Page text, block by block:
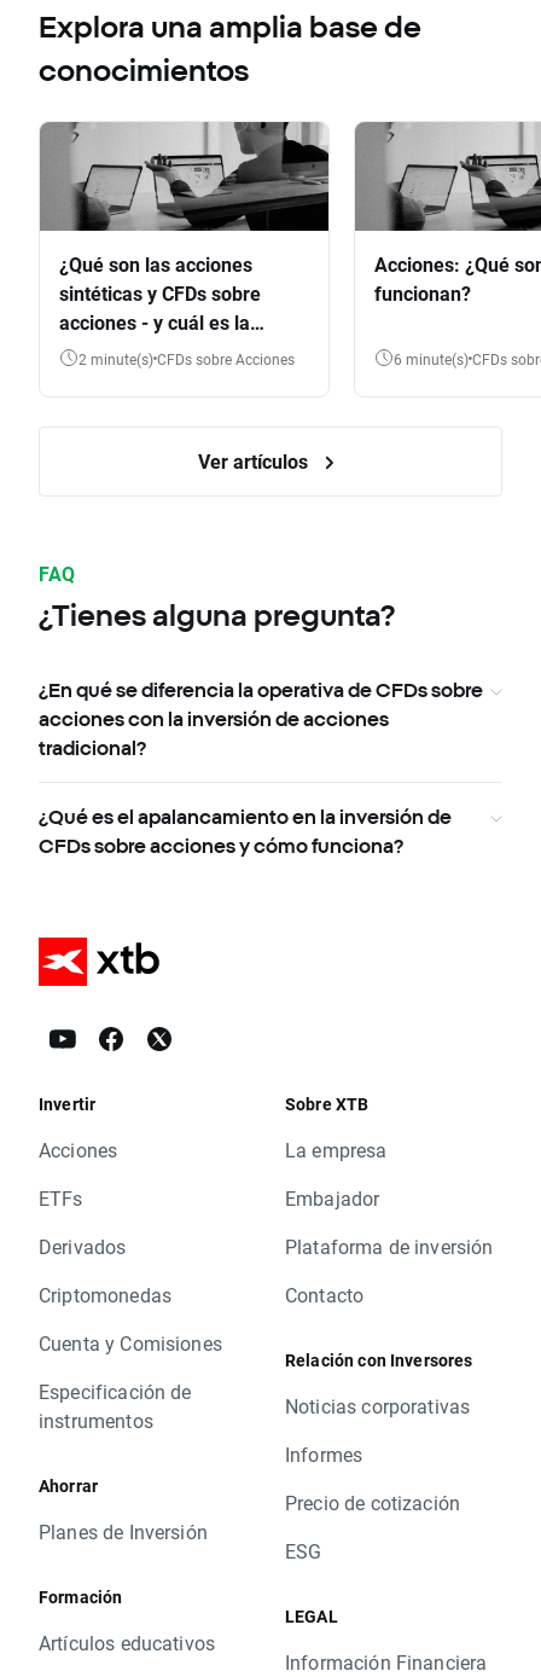
Explora una amplia base de
conocimientos
¿Qué son las acciones
sintéticas y CFDs sobre
acciones - y cuál es la
diferencia?
2 minute(s) CFDs sobre Acciones
Acciones: ¿Qué
funcionan?
6 minute(s) CFDs
Ver artículos
FAQ
¿Tienes alguna pregunta?
¿En qué se diferencia la operativa de CFDs sobre
acciones con la inversión de acciones
tradicional?
¿Qué es el apalancamiento en la inversión de
CFDs sobre acciones y cómo funciona?
Invertir
Acciones
ETFs
Derivados
Criptomonedas
Cuenta y Comisiones
Especificación de
instrumentos
Ahorrar
Planes de Inversión
Formación
Artículos educativos
Sobre XTB
La empresa
Embajador
Plataforma de inversión
Contacto
Relación con Inversores
Noticias corporativas
Informes
Precio de cotización
ESG
LEGAL
Información Financiera